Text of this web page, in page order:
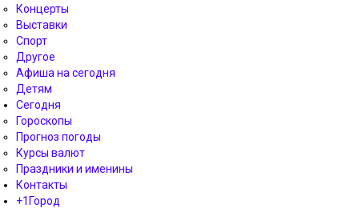
Концерты
Выставки
Спорт
Другое
Афиша на сегодня
Детям
Сегодня
Гороскопы
Прогноз погоды
Курсы валют
Праздники и именины
Контакты
+1Город